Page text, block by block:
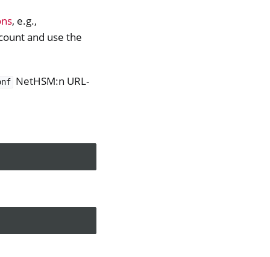
, e.g.,
and use the
NetHSM:n URL-